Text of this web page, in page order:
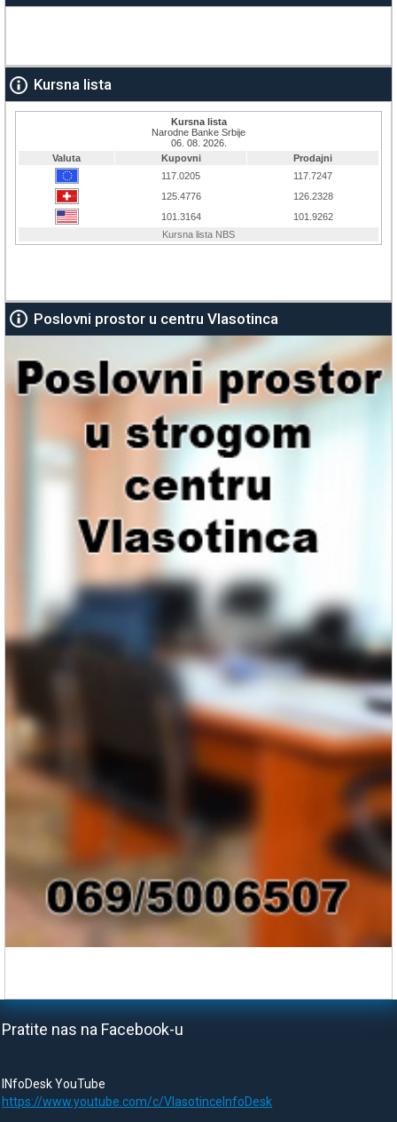
Kursna lista
Poslovni prostor u centru Vlasotinca
Pratite nas na Facebook-u
INfoDesk YouTube
https://www.youtube.com/c/VlasotinceInfoDesk